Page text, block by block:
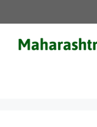
to
content